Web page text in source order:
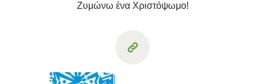
Ζυμώνω ένα Χριστόψωμο!